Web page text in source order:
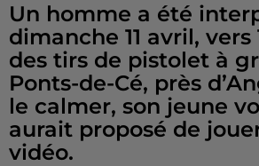
Un homme a été
dimanche 11 avril, vers
des tirs de pistolet à
Ponts-de-Cé, près
le calmer, son jeune
aurait proposé de
vidéo.